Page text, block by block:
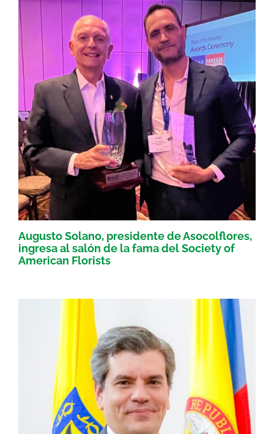
Augusto Solano, presidente de Asocolflores,
ingresa al salón de la fama del Society of
American Florists